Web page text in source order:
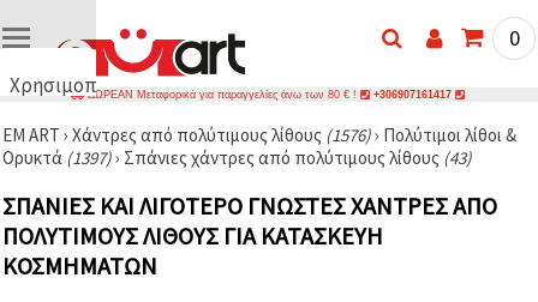
Χρησιμοποιούμε
🍪
Χρησιμοποιούμε
παρόμοιες
τεχνολογίες
για να
διασφαλίσουμε
τη σωστή
0
ΔΩΡΕΑΝ Μεταφορικά για παραγγελίες άνω των 80 € ! +306907161417
EM ART › Χάντρες από πολύτιμους λίθους (1576)› Πολύτιμοι λίθοι &
Ορυκτά (1397)› Σπάνιες χάντρες από πολύτιμους λίθους (43)
ΣΠΆΝΙΕΣ ΚΑΙ ΛΙΓΌΤΕΡΟ ΓΝΩΣΤΈΣ ΧΆΝΤΡΕΣ ΑΠΌ
ΠΟΛΎΤΙΜΟΥΣ ΛΊΘΟΥΣ ΓΙΑ ΚΑΤΑΣΚΕΥΉ
ΚΟΣΜΗΜΆΤΩΝ